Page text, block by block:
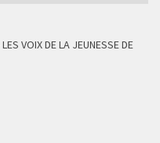
VOIX DE LA JEUNESSE DE